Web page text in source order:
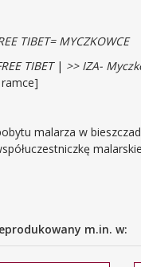
TIBET= MYCZKOWCE
TIBET| >> IZA-
malarza w
m.in. w: